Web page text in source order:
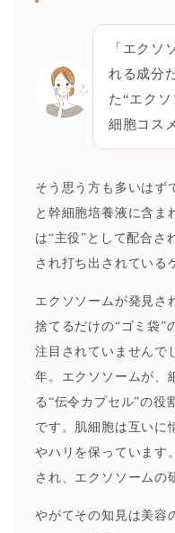
「エクソ
れる成分
た“エク
細胞コス
そう思う方も多いはず
と幹細胞培養液に含ま
は“主役”として配合さ
され打ち出されている
エクソソームが発見さ
捨てるだけの“ゴミ袋”
注目されていませんで
年。エクソソームが、
る“伝令カプセル”の役
です。肌細胞は互いに
やハリを保っています
され、エクソソームの
やがてその知見は美容